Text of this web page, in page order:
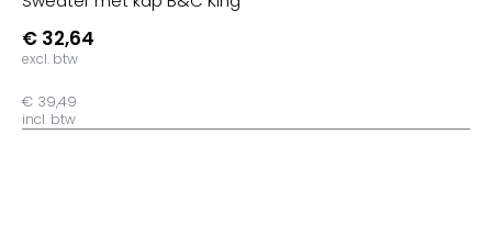
€ 32,64
excl. btw
€ 39,49
incl. btw